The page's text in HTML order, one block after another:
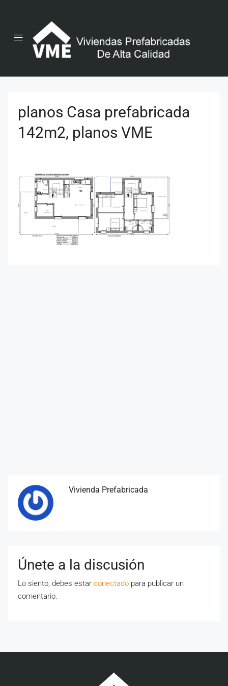
planos Casa prefabricada
142m2, planos VME
Vivienda Prefabricada
Únete a la discusión
Lo siento, debes estar conectado para publicar un
comentario.